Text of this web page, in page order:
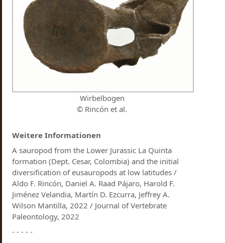
Wirbelbogen
© Rincón et al.
Weitere Informationen
A sauropod from the Lower Jurassic La Quinta
formation (Dept. Cesar, Colombia) and the initial
diversification of eusauropods at low latitudes /
Aldo F. Rincón, Daniel A. Raad Pájaro, Harold F.
Jiménez Velandia, Martín D. Ezcurra, Jeffrey A.
Wilson Mantilla, 2022 / Journal of Vertebrate
Paleontology, 2022
- - - - -